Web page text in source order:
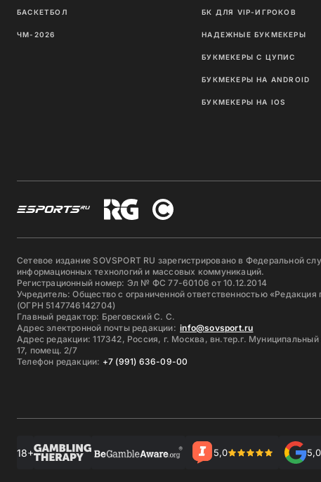
БАСКЕТБОЛ
ЧМ-2026
БК ДЛЯ VIP-ИГРОКОВ
НАДЕЖНЫЕ БУКМЕКЕРЫ
БУКМЕКЕРЫ С ЦУПИС
БУКМЕКЕРЫ НА ANDROID
БУКМЕКЕРЫ НА IOS
Сетевое издание SOVSPORT RU зарегистрировано в Федеральной
информационных технологий и массовых коммуникаций.
Регистрационный номер: Эл № ФС 77-60106 от 10.12.2014
Учредитель: Общество с ограниченной ответственностью «Редакция
(ОГРН 5147746142704)
Главный редактор: Бреговский С. С.
Адрес электронной почты редакции: info@sovsport.ru
Адрес редакции: 117342, Россия, г. Москва, вн.тер.г. Муниципальный
17, помещ. 2/7
Телефон редакции: +7 (991) 636-09-00
18+ 5,0 5,0